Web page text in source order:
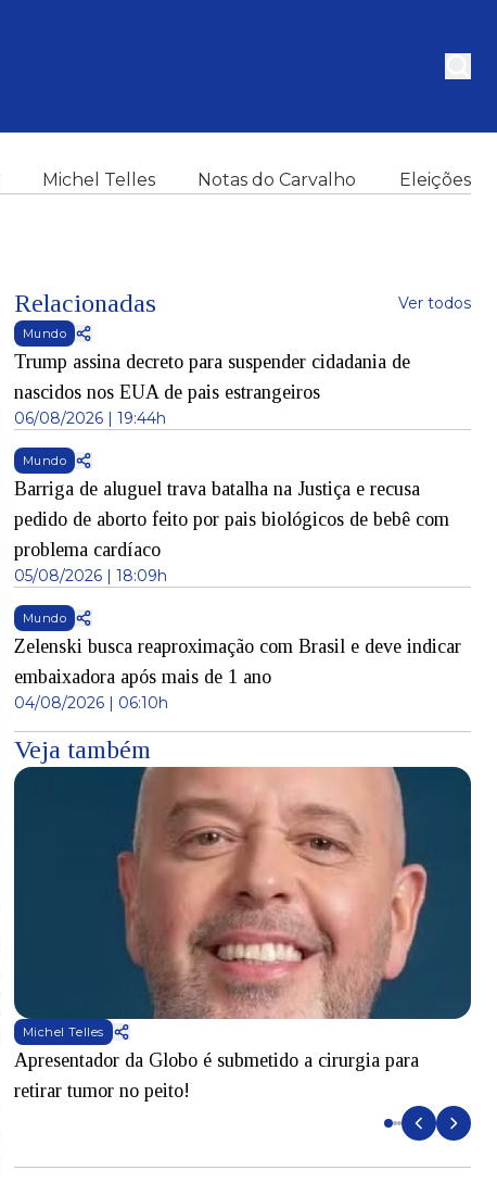
Michel Telles Notas do Carvalho Eleições
Relacionadas Ver todos
Mundo
Trump assina decreto para suspender cidadania de
nascidos nos EUA de pais estrangeiros
06/08/2026 | 19:44h
Mundo
Barriga de aluguel trava batalha na Justiça e recusa
pedido de aborto feito por pais biológicos de bebê com
problema cardíaco
05/08/2026 | 18:09h
Mundo
Zelenski busca reaproximação com Brasil e deve indicar
embaixadora após mais de 1 ano
04/08/2026 | 06:10h
Veja também
Michel Telles
Apresentador da Globo é submetido a cirurgia para
retirar tumor no peito!